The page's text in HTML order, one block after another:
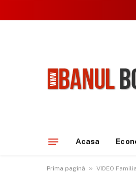
Acasa
Prima pagină » VIDEO